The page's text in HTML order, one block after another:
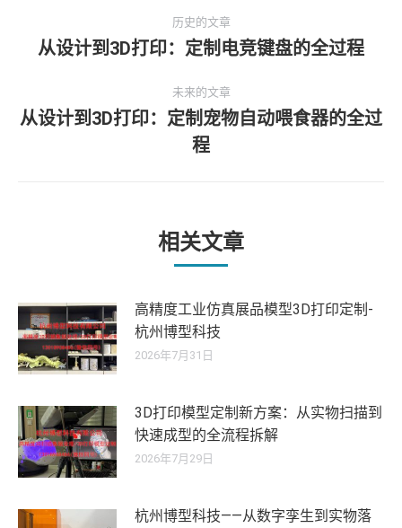
章
航
历史的文章
历
的
文
章：
从设计到3D打印：定制电竞键盘的全过程
未来的文章
未
来
从设计到3D打印：定制宠物自动喂食器的全过
程
相关文章
高精度工业仿真展品模型3D打印定制-
杭州博型科技
2026年7月31日
3D打印模型定制新方案：从实物扫描到
快速成型的全流程拆解
2026年7月29日
杭州博型科技——从数字孪生到实物落